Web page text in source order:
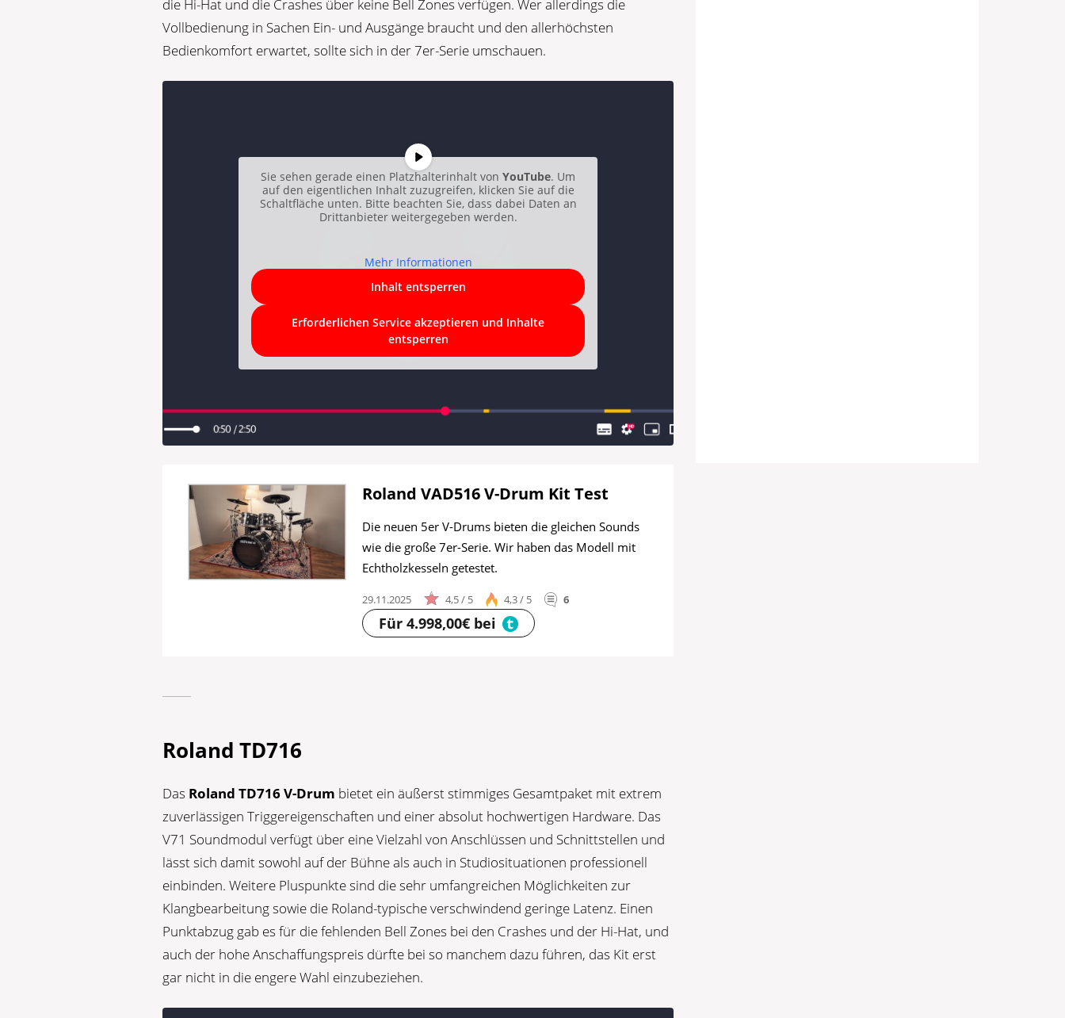
die Hi-Hat und die Crashes über keine Bell Zones verfügen. Wer allerdings die
Vollbedienung in Sachen Ein- und Ausgänge braucht und den allerhöchsten
Bedienkomfort erwartet, sollte sich in der 7er-Serie umschauen.
Sie sehen gerade einen Platzhalterinhalt vonYouTube. Um
auf den eigentlichen Inhalt zuzugreifen, klicken Sie auf die
Schaltfläche unten. Bitte beachten Sie, dass dabei Daten an
Drittanbieter weitergegeben werden.
Mehr Informationen
Inhalt entsperren
Erforderlichen Service akzeptieren und Inhalte
entsperren
Roland VAD516 V-Drum Kit Test
Die neuen 5er V-Drums bieten die gleichen Sounds
wie die große 7er-Serie. Wir haben das Modell mit
Echtholzkesseln getestet.
29.11.2025 4,5 / 5 4,3 / 5 6
Für 4.998,00€ bei
Roland TD716
Das Roland TD716 V-Drum bietet ein äußerst stimmiges Gesamtpaket mit extrem
zuverlässigen Triggereigenschaften und einer absolut hochwertigen Hardware. Das
V71 Soundmodul verfügt über eine Vielzahl von Anschlüssen und Schnittstellen und
lässt sich damit sowohl auf der Bühne als auch in Studiosituationen professionell
einbinden. Weitere Pluspunkte sind die sehr umfangreichen Möglichkeiten zur
Klangbearbeitung sowie die Roland-typische verschwindend geringe Latenz. Einen
Punktabzug gab es für die fehlenden Bell Zones bei den Crashes und der Hi-Hat, und
auch der hohe Anschaffungspreis dürfte bei so manchem dazu führen, das Kit erst
gar nicht in die engere Wahl einzubeziehen.